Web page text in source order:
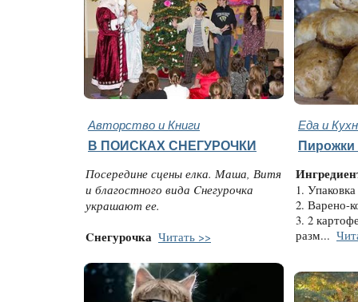
Авторство и Книги Еда и
В ПОИСКАХ СНЕГУРОЧКИ
Посередине сцены елка. Маша, Витя
и благостного вида Cнегурочка
украшают ее.
Cнегурочка Читать >>
Пирожки
1.
2. Варено-
3. 2
разм...